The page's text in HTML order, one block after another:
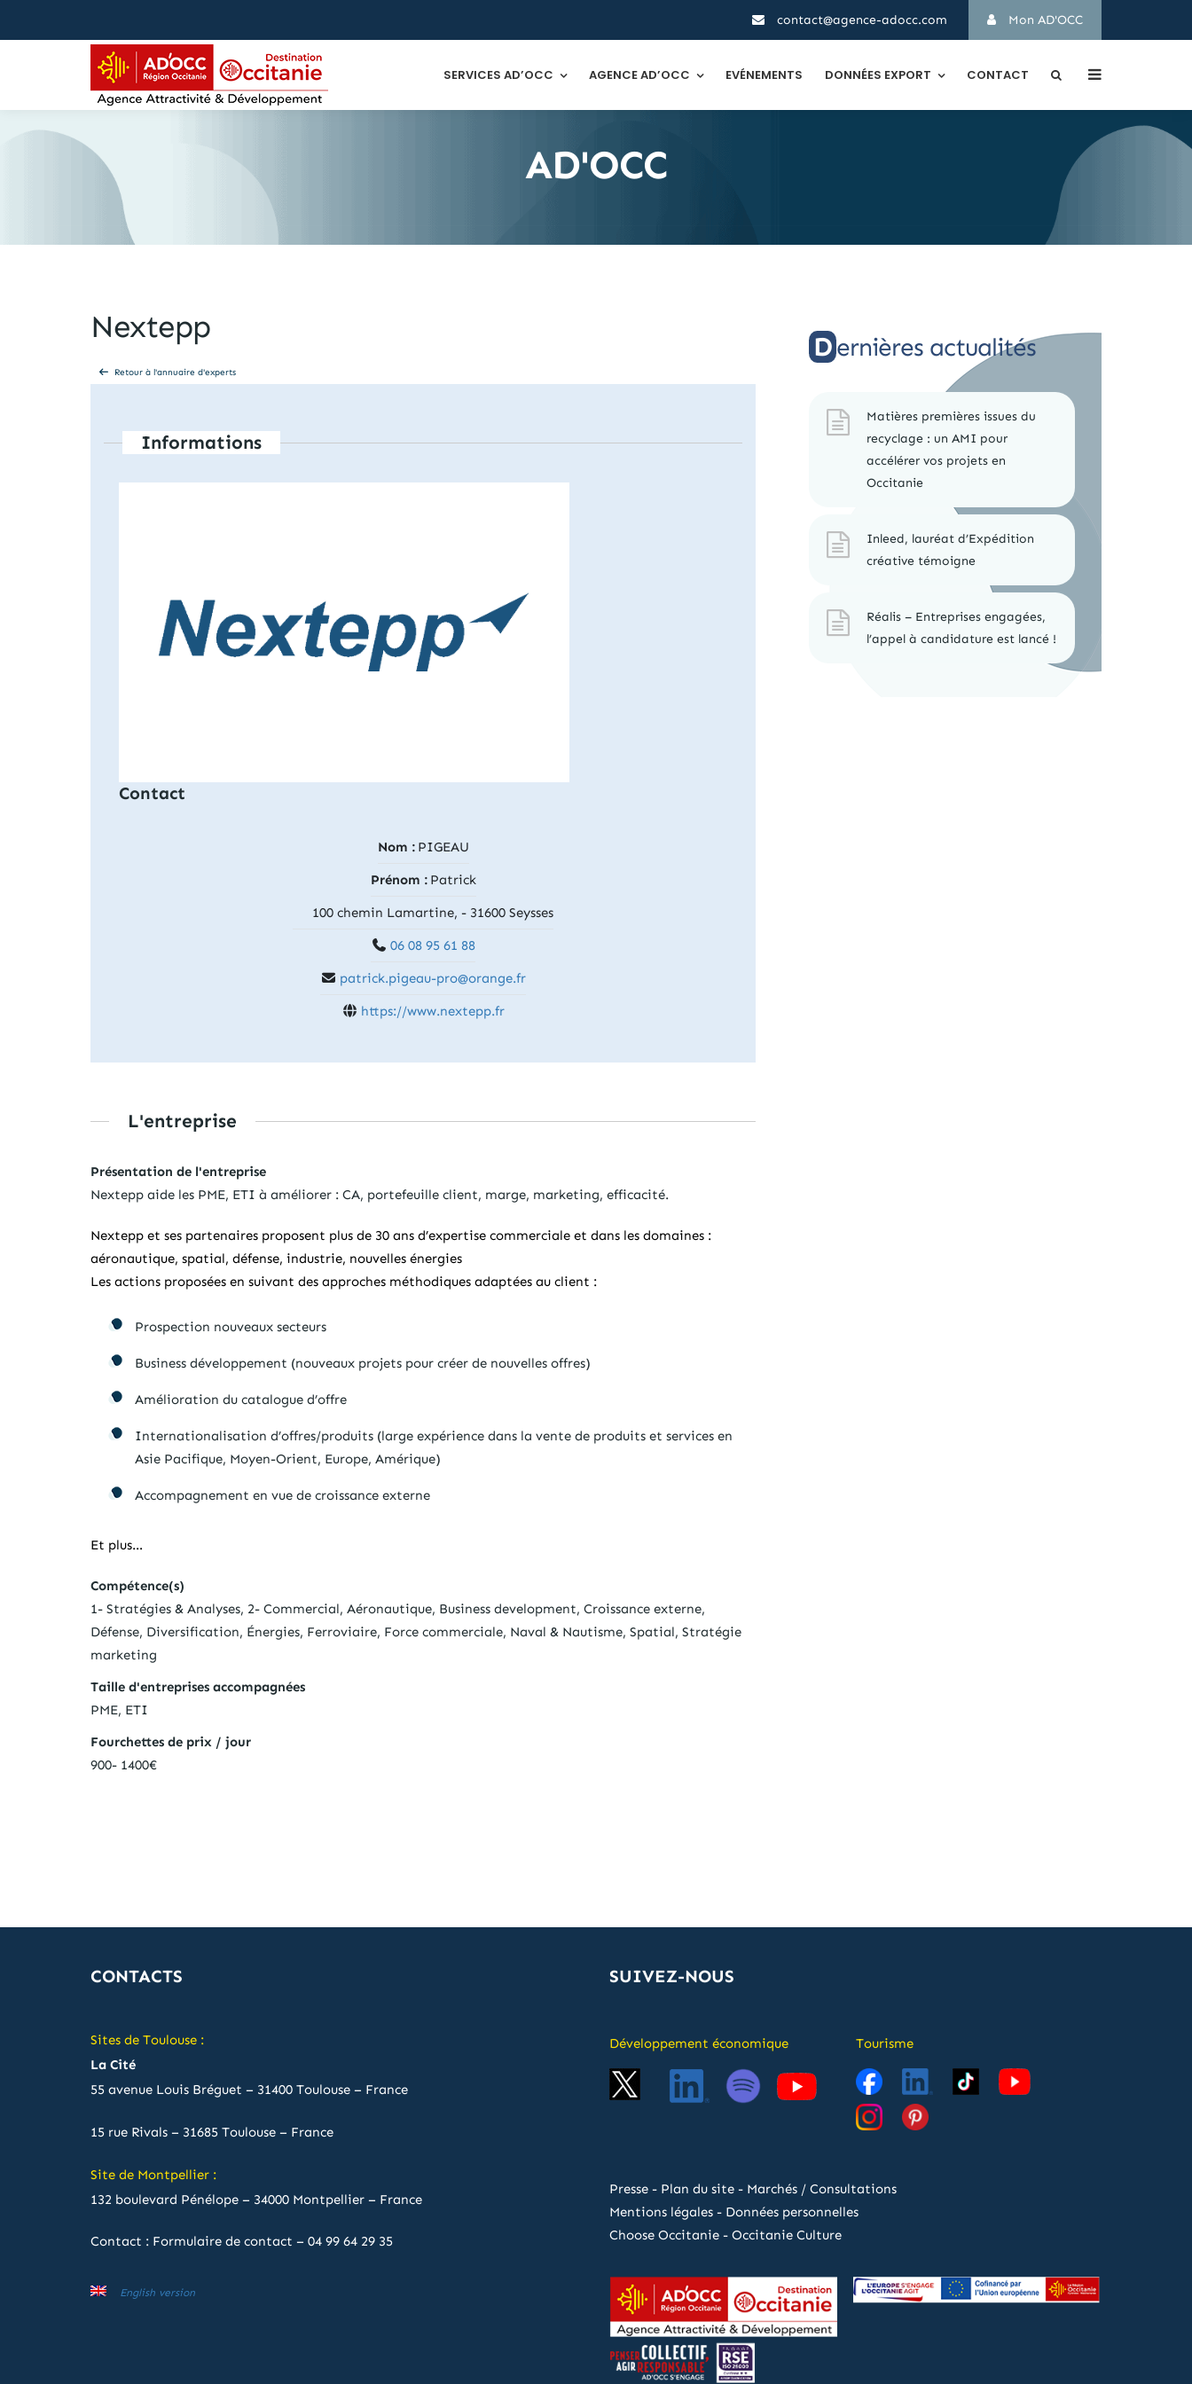
contact@agence-adocc.com Mon AD'OCC
SERVICES AD’OCC AGENCE AD’OCC EVÉNEMENTS DONNÉES EXPORT CONTACT
AD'OCC
Nextepp
Retour à l'annuaire d'experts
Informations
Contact
Nom : PIGEAU
Prénom : Patrick
100 chemin Lamartine, - 31600 Seysses
06 08 95 61 88
patrick.pigeau-pro@orange.fr
https://www.nextepp.fr
L'entreprise
Présentation de l'entreprise
Nextepp aide les PME, ETI à améliorer : CA, portefeuille client, marge, marketing, efficacité.
Nextepp et ses partenaires proposent plus de 30 ans d’expertise commerciale et dans les domaines :
aéronautique, spatial, défense, industrie, nouvelles énergies
Les actions proposées en suivant des approches méthodiques adaptées au client :
Prospection nouveaux secteurs
Business développement (nouveaux projets pour créer de nouvelles offres)
Amélioration du catalogue d’offre
Internationalisation d’offres/produits (large expérience dans la vente de produits et services en
Asie Pacifique, Moyen-Orient, Europe, Amérique)
Accompagnement en vue de croissance externe
Et plus…
Compétence(s)
1- Stratégies & Analyses, 2- Commercial, Aéronautique, Business development, Croissance externe,
Défense, Diversification, Énergies, Ferroviaire, Force commerciale, Naval & Nautisme, Spatial, Stratégie
marketing
Taille d'entreprises accompagnées
PME, ETI
Fourchettes de prix / jour
900- 1400€
Dernières actualités
Matières premières issues du
recyclage : un AMI pour
accélérer vos projets en
Occitanie
Inleed, lauréat d’Expédition
créative témoigne
Réalis – Entreprises engagées,
l’appel à candidature est lancé !
CONTACTS
Sites de Toulouse :
La Cité
55 avenue Louis Bréguet – 31400 Toulouse – France
15 rue Rivals – 31685 Toulouse – France
Site de Montpellier :
132 boulevard Pénélope – 34000 Montpellier – France
Contact : Formulaire de contact – 04 99 64 29 35
English version
SUIVEZ-NOUS
Développement économique Tourisme
Presse - Plan du site - Marchés / Consultations
Mentions légales - Données personnelles
Choose Occitanie - Occitanie Culture